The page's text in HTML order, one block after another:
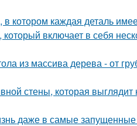
котором каждая деталь
включает в себя
из массива дерева - от
стены, которая
даже в самые